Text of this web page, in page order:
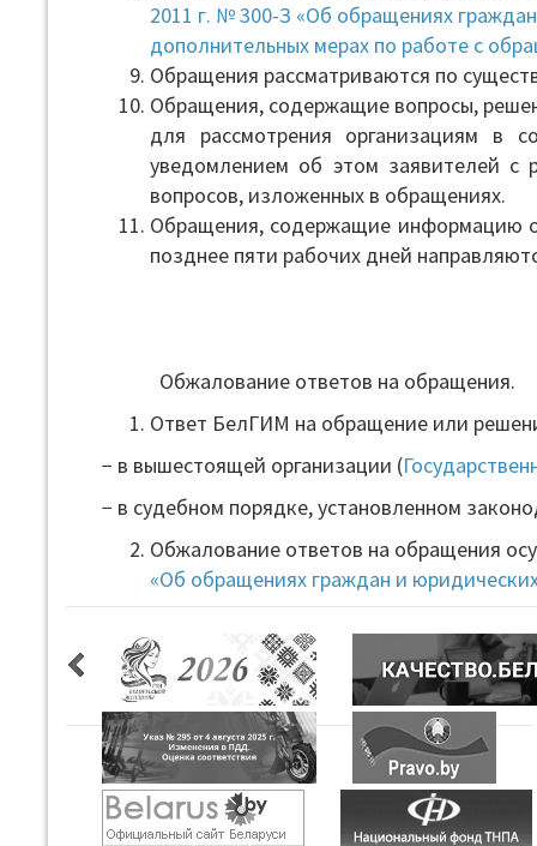
2011 г. № 300-З «Об обращениях
дополнительных мерах по работе с
Обращения рассматриваются по
Обращения, содержащие вопросы,
для рассмотрения организациям в
уведомлением об этом заявителей с
вопросов, изложенных в обращениях.
Обращения, содержащие информацию
позднее пяти рабочих дней
Обжалование ответов на обращения.
Ответ БелГИМ на обращение или
− в вышестоящей организации (
− в судебном порядке, установленном
Обжалование ответов на обращения
«Об обращениях граждан и